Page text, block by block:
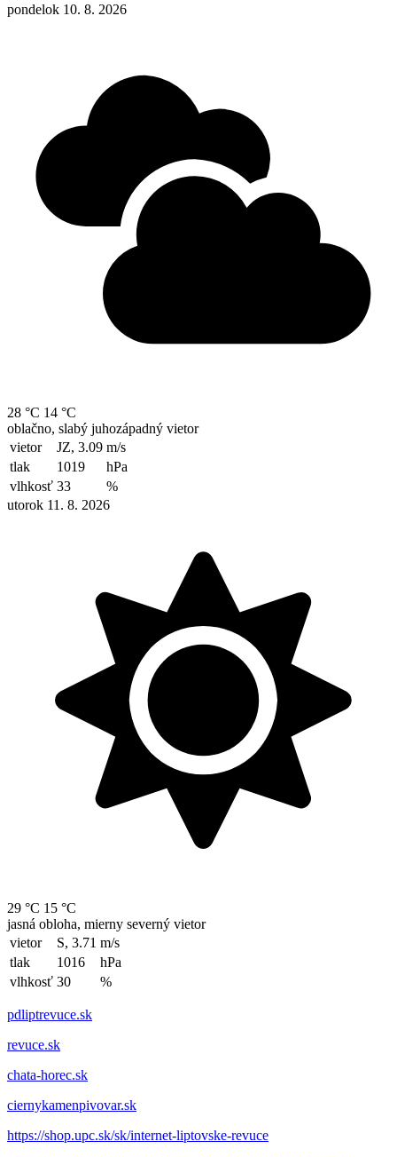
pondelok 10. 8. 2026
28 °C 14 °C
oblačno, slabý juhozápadný vietor
vietor
JZ, 3.09 m/s
tlak
1019
hPa
vlhkosť 33
%
utorok 11. 8. 2026
29 °C 15 °C
jasná obloha, mierny severný vietor
vietor
S, 3.71 m/s
tlak
1016
hPa
vlhkosť 30 %
pdliptrevuce.sk
revuce.sk
chata-horec.sk
ciernykamenpivovar.sk
https://shop.upc.sk/sk/internet-liptovske-revuce